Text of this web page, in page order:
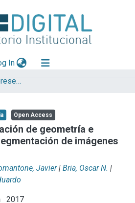
In(current)
Artículos, informes y presentaciones en Congresos
Open Access
de geometría e
de imágenes
Javier | Bria, Oscar N. |
2017